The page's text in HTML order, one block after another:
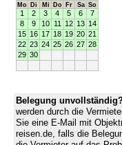
Mo Di Mi Do Fr Sa So
1 2 3 4 5 6
7
8
9 10 11 12 13 14
15 16 17 18 19 20 21
22 23 24 25 26 27 28
29 30
Belegung
werden durch die
Sie eine E-Mail mit
reisen.de, falls die